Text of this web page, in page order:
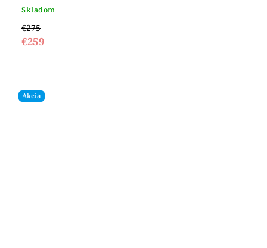
Skladom
€275
€259
Akcia